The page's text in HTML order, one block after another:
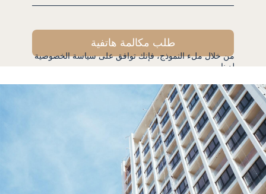
طلب مكالمة هاتفية
من خلال ملء النموذج، فإنك توافق على سياسة الخصوصية
لدينا